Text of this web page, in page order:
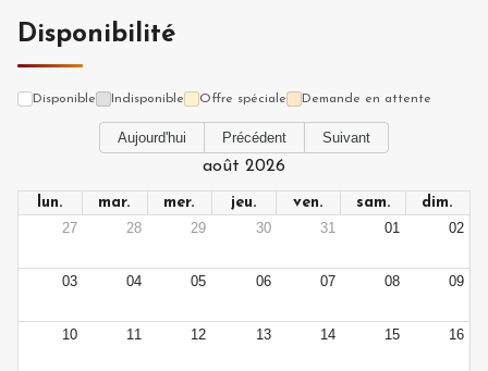
Disponibilité
Disponible Indisponible Offre spéciale Demande en attente
Aujourd'hui Précédent Suivant
août 2026
lun. mar. mer. jeu. ven. sam.
dim.
27
28 29 30 31 01 02
03 04 05 06 07 08 09
10 11 12 13 14 15 16